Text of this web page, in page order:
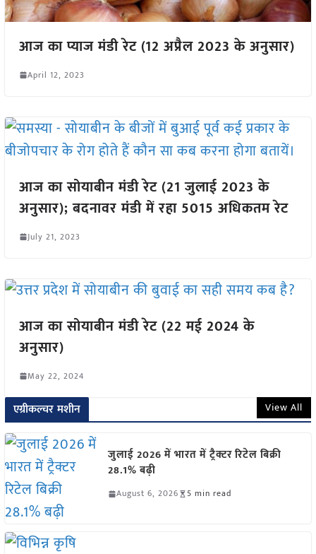
आज का प्याज मंडी रेट (12 अप्रैल 2023 के अनुसार)
April 12, 2023
आज का सोयाबीन मंडी रेट (21 जुलाई 2023 के
अनुसार); बदनावर मंडी में रहा 5015 अधिकतम रेट
July 21, 2023
आज का सोयाबीन मंडी रेट (22 मई 2024 के
अनुसार)
May 22, 2024
एग्रीकल्चर मशीन View All
जुलाई 2026 में भारत में ट्रैक्टर रिटेल बिक्री
28.1% बढ़ी
August 6, 2026 5 min read